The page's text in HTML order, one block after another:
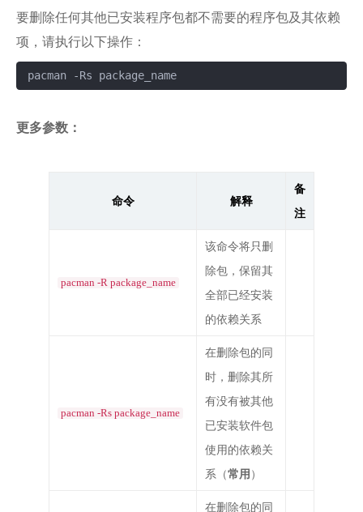
要删除任何其他已安装程序包都不需要的程序包及其依赖
项，请执行以下操作：
pacman -Rs package_name
更多参数：
命令 解释
备
注
pacman -R package_name
该命令将只删
除包，保留其
全部已经安装
的依赖关系
pacman -Rs package_name
在删除包的同
时，删除其所
有没有被其他
已安装软件包
使用的依赖关
系（常用）
在删除包的同